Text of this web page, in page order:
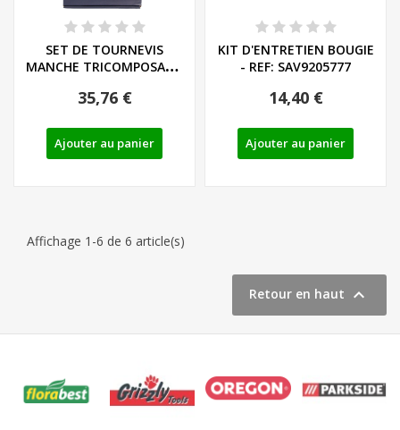
SET DE TOURNEVIS
MANCHE TRICOMPOSANT
35,76 €
Ajouter au panier
KIT D'ENTRETIEN BOUGIE
- REF: SAV9205777
14,40 €
Ajouter au panier
Affichage 1-6 de 6 article(s)
Retour en haut 